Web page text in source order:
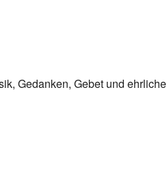
Gedanken, Gebet und ehrliche